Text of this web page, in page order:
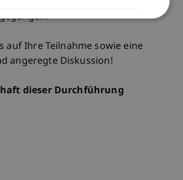
auf Ihre Teilnahme sowie eine
angeregte Diskussion!
dieser Durchführung